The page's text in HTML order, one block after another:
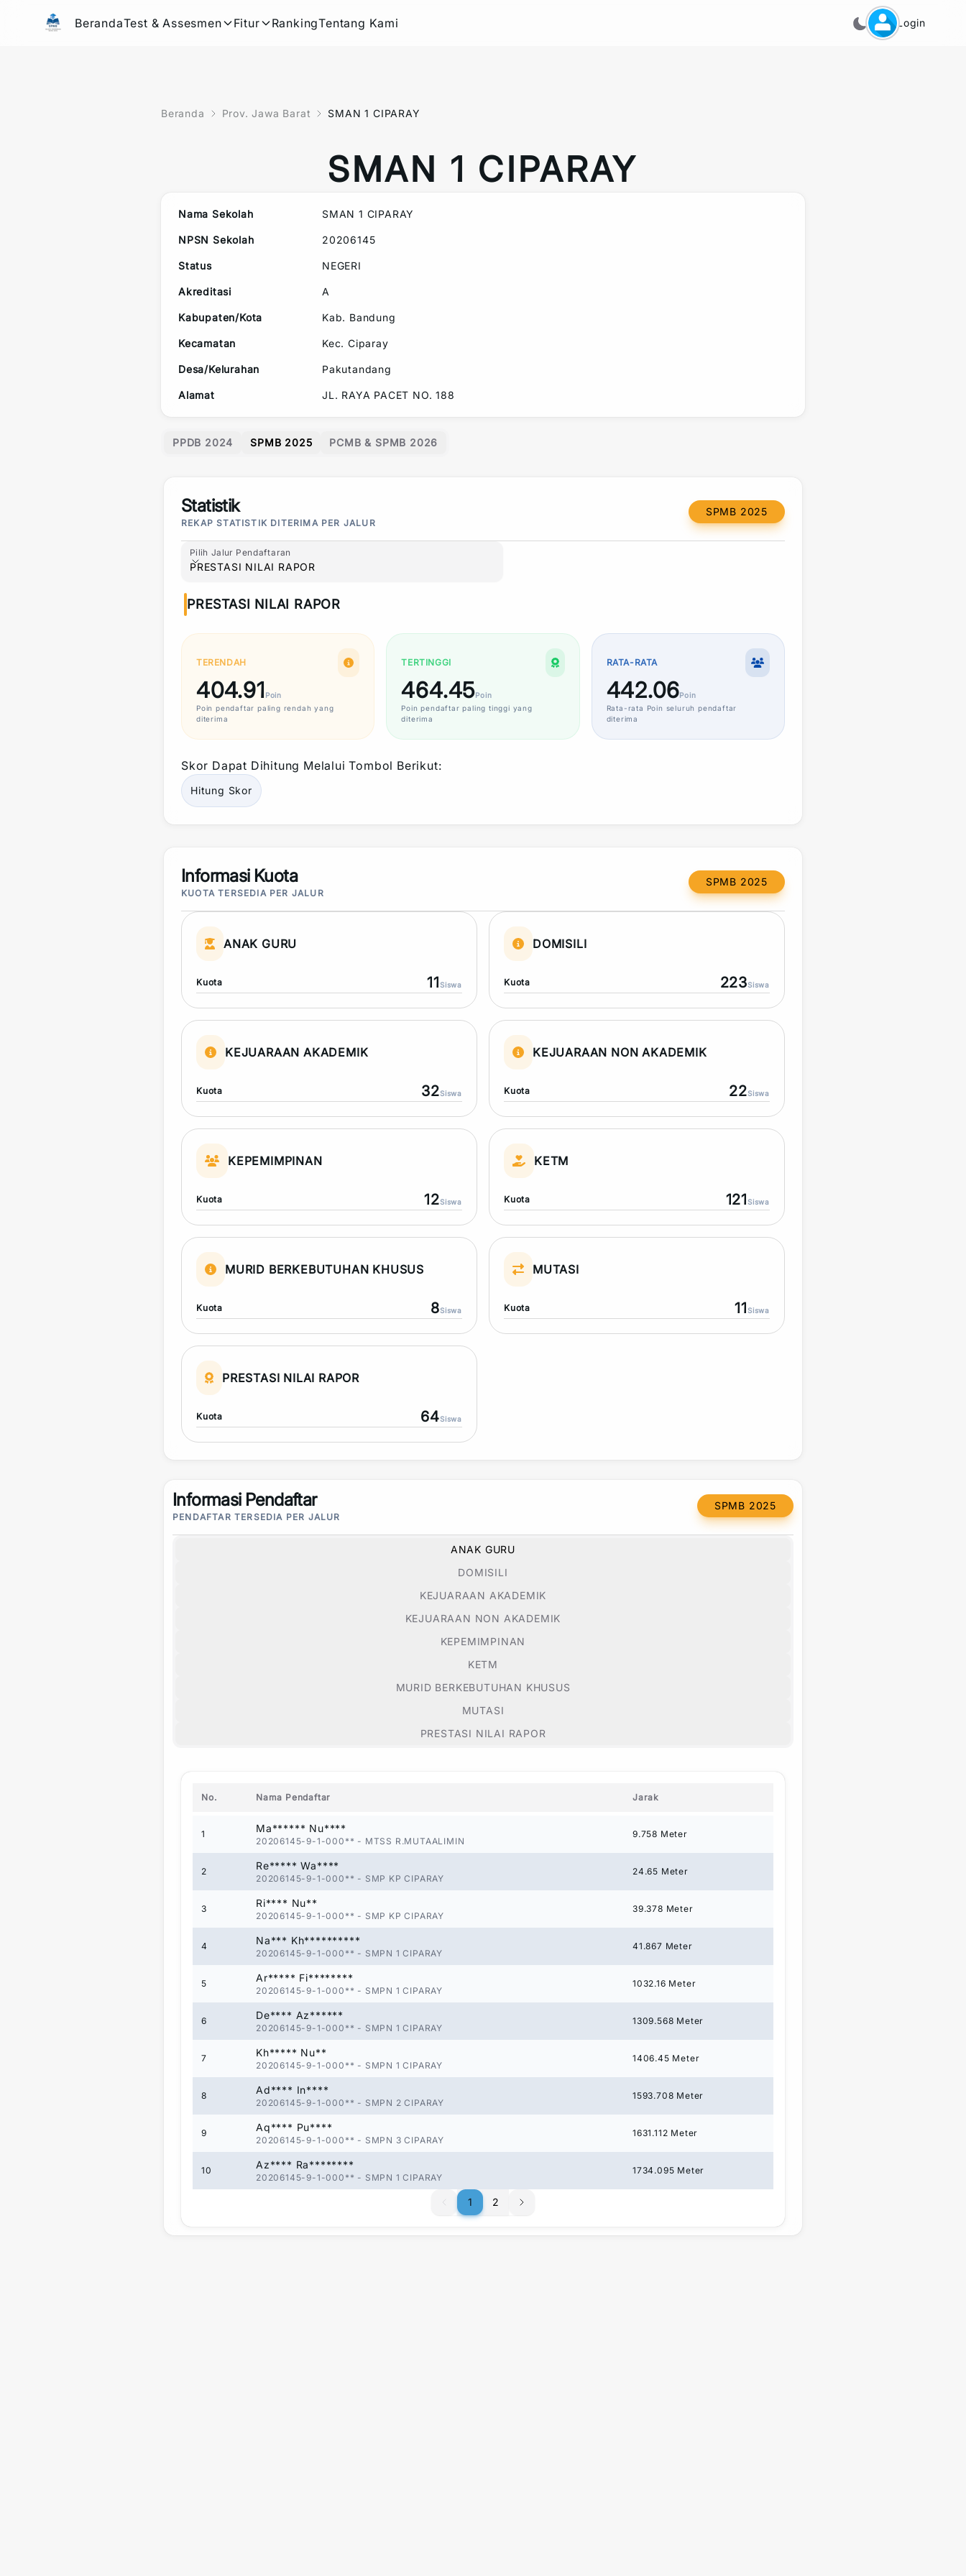
BerandaTest & Assesmen Fitur RankingTentang Kami Login
Beranda Prov. Jawa Barat SMAN 1 CIPARAY
SMAN 1 CIPARAY
Nama Sekolah SMAN 1 CIPARAY
NPSN Sekolah 20206145
Status NEGERI
Akreditasi A
Kabupaten/Kota Kab. Bandung
Kecamatan Kec. Ciparay
Desa/Kelurahan Pakutandang
Alamat JL. RAYA PACET NO. 188
PPDB 2024 SPMB 2025 PCMB & SPMB 2026
Statistik
REKAP STATISTIK DITERIMA PER JALUR
SPMB 2025
Pilih Jalur Pendaftaran
Pilih Jalur Pendaftaran
PRESTASI NILAI RAPOR
PRESTASI NILAI RAPOR
TERENDAH
404.91 Poin
Poin pendaftar paling rendah yang
diterima
TERTINGGI
464.45Poin
Poin pendaftar paling tinggi yang
diterima
RATA-RATA
442.06Poin
Rata-rata Poin seluruh pendaftar
diterima
Skor Dapat Dihitung Melalui Tombol Berikut:
Hitung Skor
Informasi Kuota
KUOTA TERSEDIA PER JALUR
SPMB 2025
ANAK GURU
Kuota 11Siswa
DOMISILI
Kuota 223Siswa
KEJUARAAN AKADEMIK
Kuota 32Siswa
KEJUARAAN NON AKADEMIK
Kuota 22Siswa
KEPEMIMPINAN
Kuota 12Siswa
KETM
Kuota 121Siswa
MURID BERKEBUTUHAN KHUSUS
Kuota 8Siswa
MUTASI
Kuota 11Siswa
PRESTASI NILAI RAPOR
Kuota 64Siswa
Informasi Pendaftar
PENDAFTAR TERSEDIA PER JALUR
SPMB 2025
ANAK GURU
DOMISILI
KEJUARAAN AKADEMIK
KEJUARAAN NON AKADEMIK
KEPEMIMPINAN
KETM
MURID BERKEBUTUHAN KHUSUS
MUTASI
PRESTASI NILAI RAPOR
No. Nama Pendaftar Jarak
1 Ma****** Nu****
20206145-9-1-000** - MTSS R.MUTAALIMIN
9.758 Meter
2 Re***** Wa****
20206145-9-1-000** - SMP KP CIPARAY
24.65 Meter
3 Ri**** Nu**
20206145-9-1-000** - SMP KP CIPARAY
39.378 Meter
4 Na*** Kh**********
20206145-9-1-000** - SMPN 1 CIPARAY
41.867 Meter
5 Ar***** Fi********
20206145-9-1-000** - SMPN 1 CIPARAY
1032.16 Meter
6 De**** Az******
20206145-9-1-000** - SMPN 1 CIPARAY
1309.568 Meter
7 Kh***** Nu**
20206145-9-1-000** - SMPN 1 CIPARAY
1406.45 Meter
8 Ad**** In****
20206145-9-1-000** - SMPN 2 CIPARAY
1593.708 Meter
9 Aq**** Pu****
20206145-9-1-000** - SMPN 3 CIPARAY
1631.112 Meter
10 Az**** Ra********
20206145-9-1-000** - SMPN 1 CIPARAY
1734.095 Meter
1
1 2